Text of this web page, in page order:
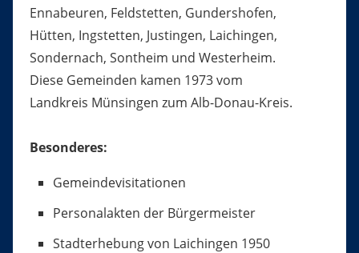
Ennabeuren, Feldstetten, Gundershofen,
Hütten, Ingstetten, Justingen, Laichingen,
Sondernach, Sontheim und Westerheim.
Diese Gemeinden kamen 1973 vom
Landkreis Münsingen zum Alb-Donau-Kreis.
Besonderes:
Gemeindevisitationen
Personalakten der Bürgermeister
Stadterhebung von Laichingen 1950